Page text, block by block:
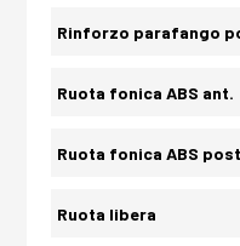
Rinforzo parafango
Ruota fonica ABS ant.
Ruota fonica ABS
Ruota libera